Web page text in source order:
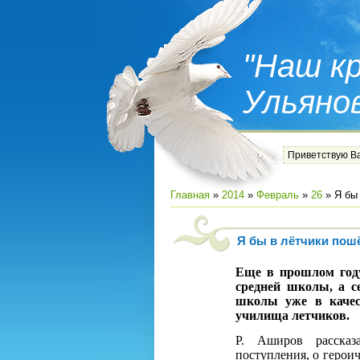
"Наш
Приветствую
Главная » 2014 » Февраль » 26 » Я бы
Я бы в лётчики
Еще в прошлом
средней школы, а
школы уже в
училища летчиков.
Р. Аширов
поступления, о